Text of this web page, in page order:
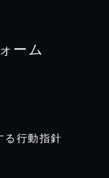
ーム
る行動指針